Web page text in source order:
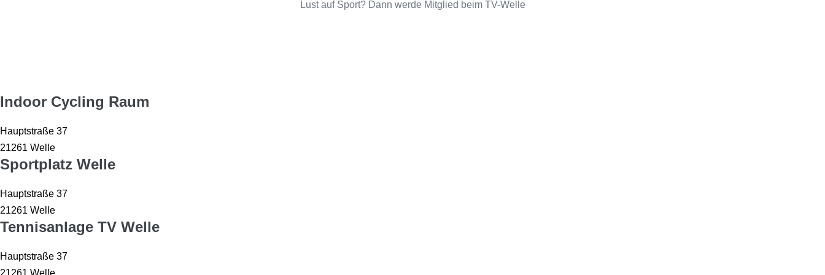
Lust auf Sport? Dann werde Mitglied beim TV-Welle
Indoor Cycling Raum
Hauptstraße 37
21261 Welle
Sportplatz Welle
Hauptstraße 37
21261 Welle
Tennisanlage TV Welle
Hauptstraße 37
21261 Welle